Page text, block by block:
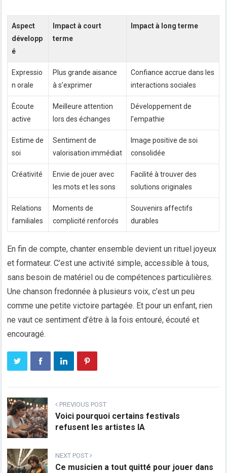
Aspect
développ
é
Impact à court
terme
Impact à long terme
Expressio
n orale
Plus grande aisance
à s’exprimer
Confiance accrue dans les
interactions sociales
Écoute
active
Meilleure attention
lors des échanges
Développement de
l’empathie
Estime de
soi
Sentiment de
valorisation immédiat
Image positive de soi
consolidée
Créativité
Envie de jouer avec
les mots et les sons
Facilité à trouver des
solutions originales
Relations
familiales
Moments de
complicité renforcés
Souvenirs affectifs
durables
En fin de compte, chanter ensemble devient un rituel joyeux
et formateur. C’est une activité simple, accessible à tous,
sans besoin de matériel ou de compétences particulières.
Une chanson fredonnée à plusieurs voix, c’est un peu
comme une petite victoire partagée. Et pour un enfant, rien
ne vaut ce sentiment d’être à la fois entouré, écouté et
encouragé.
PREVIOUS POST
Voici pourquoi certains festivals
refusent les artistes IA
NEXT POST
Ce musicien a tout quitté pour jouer dans